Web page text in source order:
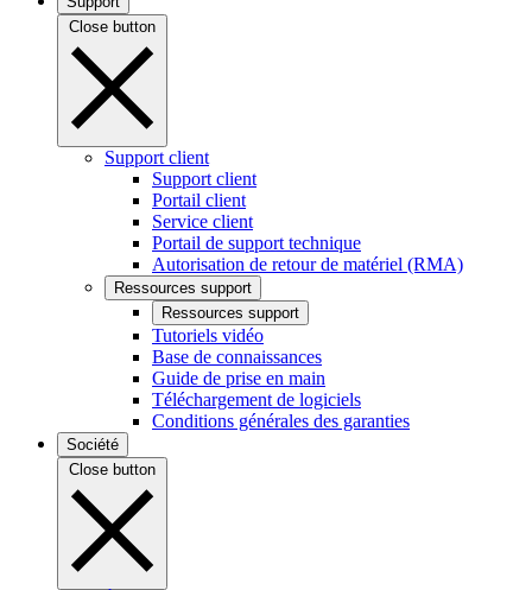
Close button
Support client
Support client
Portail client
Service client
Portail de support technique
Autorisation de retour de matériel (RMA)
Ressources support
Ressources support
Tutoriels vidéo
Base de connaissances
Guide de prise en main
Téléchargement de logiciels
Conditions générales des garanties
Société
Close button